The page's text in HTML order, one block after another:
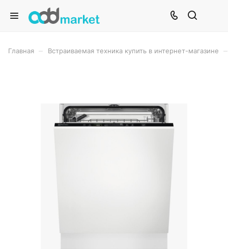
Главная Встраиваемая техника купить в интернет-магазине